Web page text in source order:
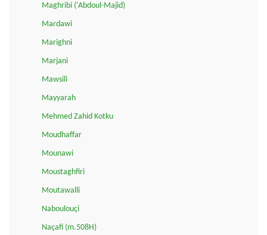
Maghribi ('Abdoul-Majid)
Mardawi
Marighni
Marjani
Mawsili
Mayyarah
Mehmed Zahid Kotku
Moudhaffar
Mounawi
Moustaghfiri
Moutawalli
Naboulouçi
Naçafi (m.508H)